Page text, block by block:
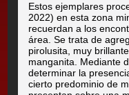
Estos ejemplares
2022) en esta zona
recuerdan a los
área. Se trata de
pirolusita, muy
manganita. Mediante
determinar la
cierto predominio de